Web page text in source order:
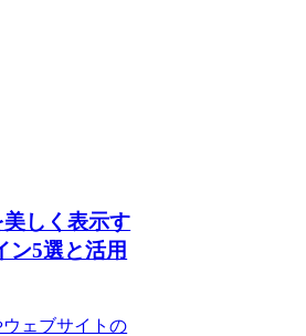
美しく表示す
ン5選と活用
ウェブサイトの